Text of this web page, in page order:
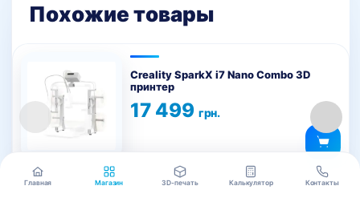
Главная Магазин 3D-печать Калькулятор Контакты
Похожие товары
Creality SparkX i7 Nano Combo 3D
принтер
17 499 грн.